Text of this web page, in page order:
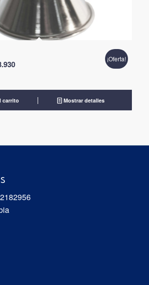
El
es:
$13.930.
¡Oferta!
carrito Mostrar detalles